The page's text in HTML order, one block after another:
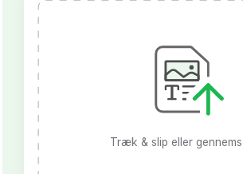
Træk & slip eller